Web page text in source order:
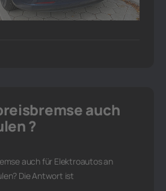
auch
?
auch für Elektroautos an
Die Antwort ist